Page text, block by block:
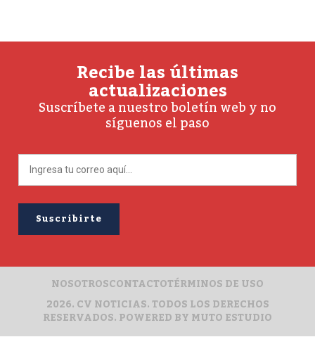
Recibe las últimas
actualizaciones
Suscríbete a nuestro boletín web y no
síguenos el paso
2026. CV NOTICIAS. TODOS LOS DERECHOS
RESERVADOS. POWERED BYMUTO ESTUDIO
NOSOTROSCONTACTOTÉRMINOS DE USO